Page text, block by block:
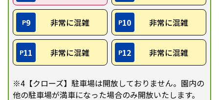
P9 非常に混雑 P10 非常に混雑
P11 非常に混雑 P12 非常に混雑
※4【クローズ】駐車場は開放しておりません。園内の
他の駐車場が満車になった場合のみ開放いたします。